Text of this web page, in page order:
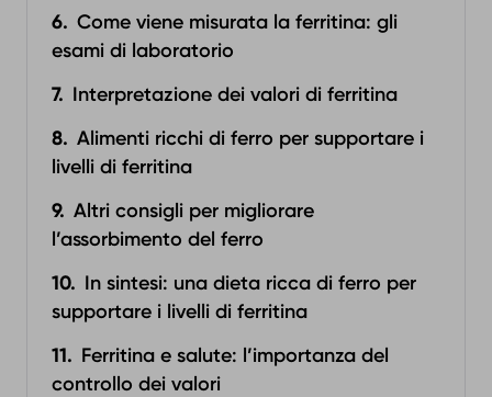
Come viene misurata la ferritina: gli
esami di laboratorio
Interpretazione dei valori di ferritina
Alimenti ricchi di ferro per supportare i
livelli di ferritina
Altri consigli per migliorare
l’assorbimento del ferro
In sintesi: una dieta ricca di ferro per
supportare i livelli di ferritina
Ferritina e salute: l’importanza del
controllo dei valori